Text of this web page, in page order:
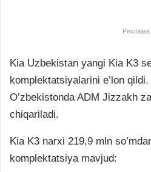
Реклама
Kia Uzbekistan yangi Kia K3
komplektatsiyalarini e’lon
O’zbekistonda ADM Jizzakh
chiqariladi.
Kia K3 narxi 219,9 mln
komplektatsiya mavjud: